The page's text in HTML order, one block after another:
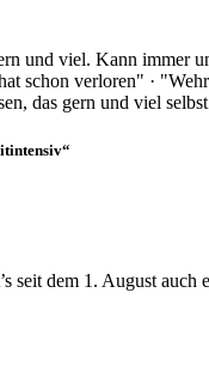
und viel. Kann immer
schon verloren" ·
das gern und viel
seit dem 1. August auch